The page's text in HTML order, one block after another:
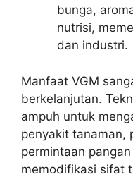
bunga,
nutrisi,
dan industri.
Manfaat VGM
berkelanjutan.
ampuh untuk
penyakit tanaman,
permintaan
memodifikasi sifat